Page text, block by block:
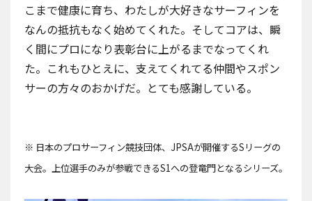
こまで健康に育ち、わたしが大好きなサーフィンを
なんの抵抗もなく始めてくれた。そしてコアは、瞬
く間にプロになり表彰台に上がるまでなってくれ
た。これもひとえに、支えてくれてる仲間やスポン
サーの方々のおかげだ。とても感謝している。
※ 日本のプロサーフィン競技団体、JPSAが開催するSリーグの
大会。上位選手のみが参戦できるS1への登竜門となるシリーズ。